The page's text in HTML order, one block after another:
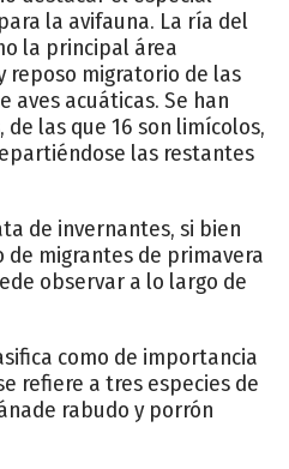
la avifauna. La ría del
la principal área
reposo migratorio de las
aves acuáticas. Se han
las que 16 son limícolos,
las restantes
de invernantes, si bien
de migrantes de primavera
observar a lo largo de
como de importancia
refiere a tres especies de
rabudo y porrón